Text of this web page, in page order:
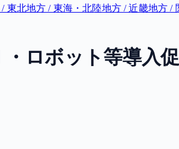
東北地方 / 東海・北陸地方 / 近畿地方 /
ロボット等導入